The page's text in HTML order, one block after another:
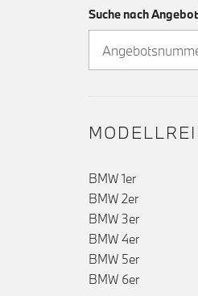
Suche nach
BMW 1er
BMW 2er
BMW 3er
BMW 4er
BMW 5er
BMW 6er